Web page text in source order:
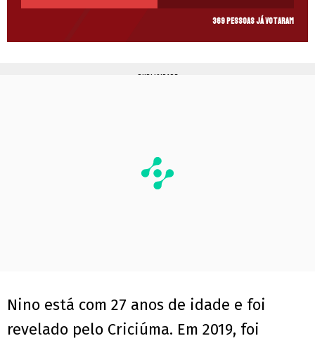
369 pessoas já votaram
PUBLICIDADE
Nino está com 27 anos de idade e foi
revelado pelo Criciúma. Em 2019, foi